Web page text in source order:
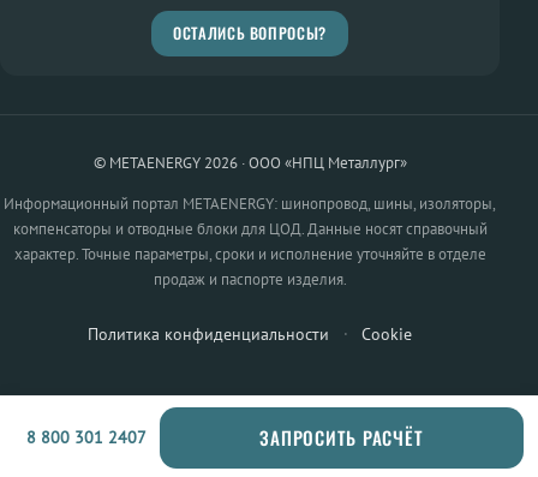
ОСТАЛИСЬ ВОПРОСЫ?
© METAENERGY 2026 · ООО «НПЦ Металлург»
Информационный портал METAENERGY: шинопровод, шины, изоляторы,
компенсаторы и отводные блоки для ЦОД. Данные носят справочный
характер. Точные параметры, сроки и исполнение уточняйте в отделе
продаж и паспорте изделия.
Политика конфиденциальности · Cookie
8 800 301 2407 ЗАПРОСИТЬ РАСЧЁТ